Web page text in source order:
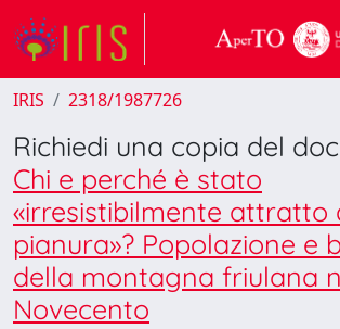
IRIS 2318/1987726
Richiedi una copia del
Chi e perché è stato
«irresistibilmente attratto
pianura»? Popolazione e
della montagna friulana
Novecento